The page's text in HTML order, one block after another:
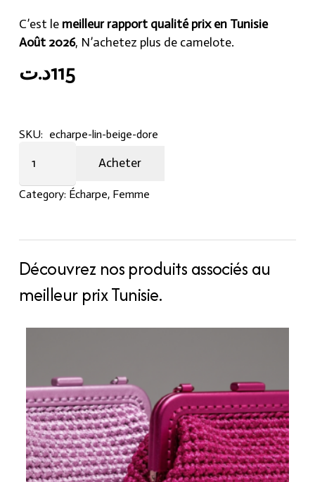
C’est le meilleur rapport qualité prix en Tunisie
Août 2026, N’achetez plus de camelote.
115د.ت
SKU: echarpe-lin-beige-dore
beige
Acheter
Category: Écharpe, Femme
Découvrez nos produits associés au
meilleur prix Tunisie.